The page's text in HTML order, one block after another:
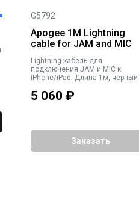
G5792
Apogee 1M Lightning
cable for JAM and MIC
Lightning кабель для
подключения JAM и MIC к
iPhone/iPad. Длина 1м, черный
5 060 ₽
Заказать